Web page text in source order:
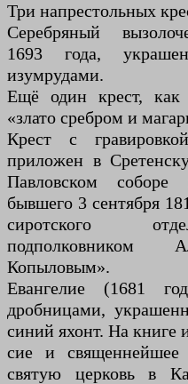
Три напрестольных
Серебряный
1693 года,
изумрудами.
Ещё один крест,
«злато сребром и
Крест с
приложен в
Павловском соборе
бывшего 3 сентября
сиротского
подполковником
Копыловым».
Евангелие (1681
дробницами,
синий яхонт. На книге
сие и священнейшее
святую церковь в